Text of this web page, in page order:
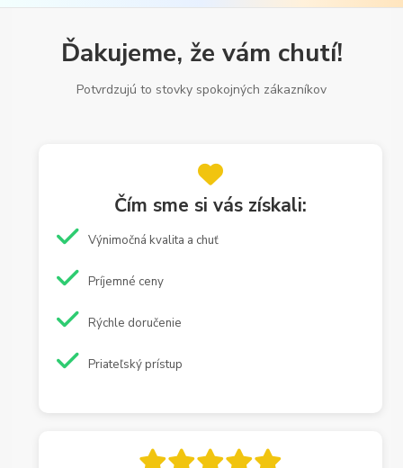
Ďakujeme, že vám chutí!
Potvrdzujú to stovky spokojných zákazníkov
Čím sme si vás získali:
Výnimočná kvalita a chuť
Príjemné ceny
Rýchle doručenie
Priateľský prístup